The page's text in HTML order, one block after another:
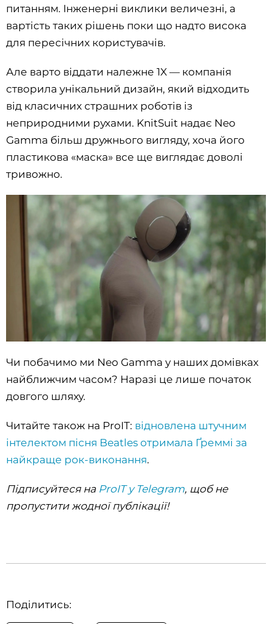
питанням. Інженерні виклики величезні, а
вартість таких рішень поки що надто висока
для пересічних користувачів.
Але варто віддати належне 1X — компанія
створила унікальний дизайн, який відходить
від класичних страшних роботів із
неприродними рухами. KnitSuit надає Neo
Gamma більш дружнього вигляду, хоча його
пластикова «маска» все ще виглядає доволі
тривожно.
Чи побачимо ми Neo Gamma у наших домівках
найближчим часом? Наразі це лише початок
довгого шляху.
Читайте також на ProIT: відновлена ​​штучним
інтелектом пісня Beatles отримала Ґреммі за
найкраще рок-виконання.
Підписуйтеся на ProIT у Telegram, щоб не
пропустити жодної публікації!
Поділитись: